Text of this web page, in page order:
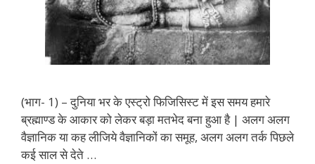
(भाग- 1) – दुनिया भर के एस्ट्रो फिजिसिस्ट में इस समय हमारे
ब्रह्माण्ड के आकार को लेकर बड़ा मतभेद बना हुआ है | अलग अलग
वैज्ञानिक या कह लीजिये वैज्ञानिकों का समूह, अलग अलग तर्क पिछले
कई साल से देते …